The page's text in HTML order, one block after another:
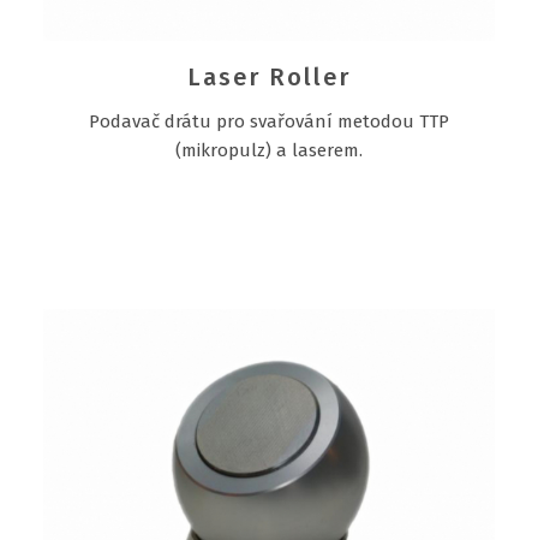
Laser Roller
Podavač drátu pro svařování metodou TTP
(mikropulz) a laserem.